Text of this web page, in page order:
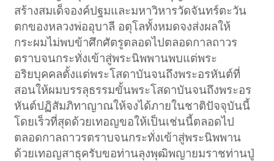
สร้างสมเด็จองค์ปฐมและมหาวิหารวัดจันทร์ตะวัน
ตกของหลวงพ่ออุบาลี อตุโลทั้งหมดจงส่งผลให้
กระผมไม่พบข้าศึกศัตรูตลอดไปตลอดกาลถาวร
ตราบจนกระทั่งเข้าสู่พระนิพพานพบแต่พระ
อริยบุคคลตั้งแต่พระโสดาบันจนถึงพระอรหันต์ที่
สอนให้ผมบรรลุธรรมขั้นพระโสดาบันจนถึงพระอร
หันต์ปฏิสัมภิทาญาณให้จงได้ภายในชาติปัจจุบันนี้
โดยเร็วที่สุดด้วยเทอญขอให้เป็นเช่นนี้ตลอดไป
ตลอดกาลถาวรตราบจนกระทั่งเข้าสู่พระนิพพาน
ด้วยเทอญสาธุครับขอท่านลุงพุฒิพญายมราชท่านปู่